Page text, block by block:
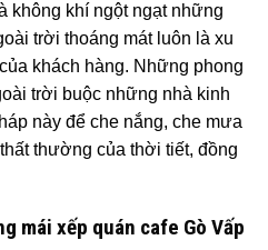
không khí ngột ngạt những
trời thoáng mát luôn là xu
khách hàng. Những phong
trời buộc những nhà kinh
này để che nắng, che mưa
thường của thời tiết, đồng
mái xếp quán cafe Gò Vấp